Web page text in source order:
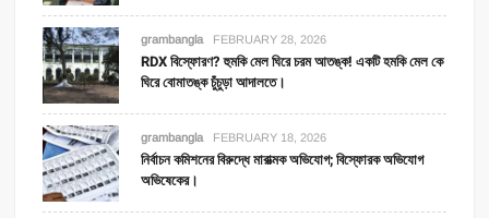
grambangla FEBRUARY 28, 2026
RDX বিস্ফোরণ? হুমকি মেল ঘিরে চরম আতঙ্ক! একটি হমকি মেল কে
ঘিরে বোমাতঙ্ক চুঁচুড়া আদালতে।
grambangla FEBRUARY 18, 2026
নির্বাচন কমিশনের বিরুদ্ধে মারাত্মক অভিযোগ; বিস্ফোরক অভিযোগ
অভিষেকের।